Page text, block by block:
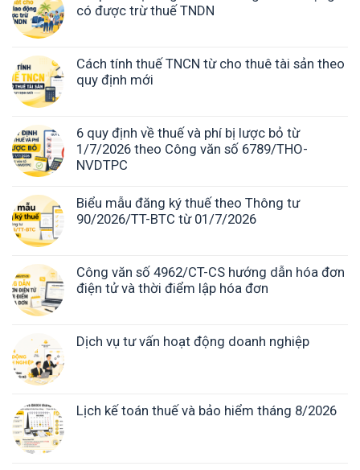
có được trừ thuế TNDN
Cách tính thuế TNCN từ cho thuê tài sản theo
quy định mới
6 quy định về thuế và phí bị lược bỏ từ
1/7/2026 theo Công văn số 6789/THO-
NVDTPC
Biểu mẫu đăng ký thuế theo Thông tư
90/2026/TT-BTC từ 01/7/2026
Công văn số 4962/CT-CS hướng dẫn hóa đơn
điện tử và thời điểm lập hóa đơn
Dịch vụ tư vấn hoạt động doanh nghiệp
Lịch kế toán thuế và bảo hiểm tháng 8/2026